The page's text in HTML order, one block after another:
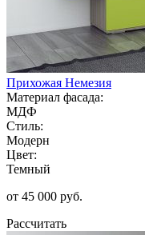
Прихожая Немезия
Материал фасада:
МДФ
Стиль:
Модерн
Цвет:
Темный
от 45 000 руб.
Рассчитать